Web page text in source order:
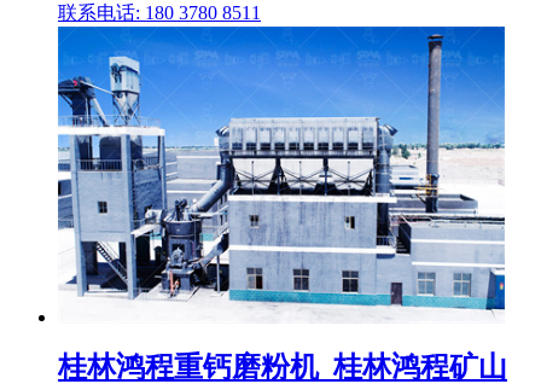
联系电话: 180 3780 8511
桂林鸿程重钙磨粉机_桂林鸿程矿山